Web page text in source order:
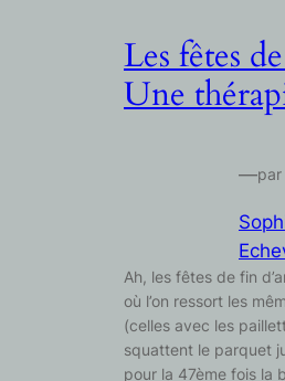
Les fêtes
Une
—par
Ah, les fêtes de fin
où l’on ressort les
(celles avec les
squattent le parquet
pour la 47ème fois la